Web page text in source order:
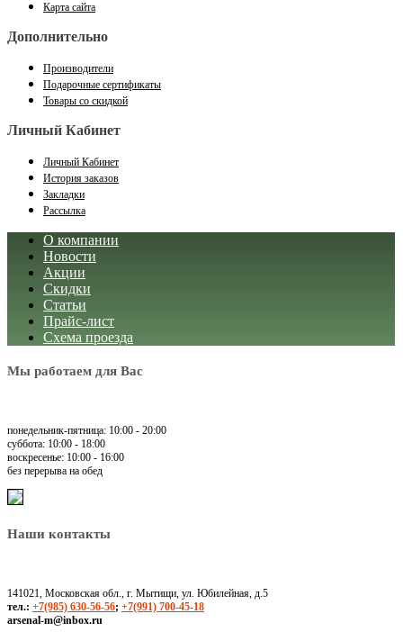
Карта сайта
Дополнительно
Производители
Подарочные сертификаты
Товары со скидкой
Личный Кабинет
Личный Кабинет
История заказов
Закладки
Рассылка
О компании
Новости
Акции
Скидки
Статьи
Прайс-лист
Схема проезда
Мы работаем для Вас
понедельник-пятница: 10:00 - 20:00
суббота: 10:00 - 18:00
воскресенье: 10:00 - 16:00
без перерыва на обед
Наши контакты
141021, Московская обл., г. Мытищи, ул. Юбилейная, д.5
тел.: +7(985) 630-56-56; +7(991) 700-45-18
arsenal-m@inbox.ru